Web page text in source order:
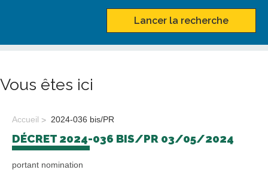
Lancer la recherche
Vous êtes ici
Accueil 2024-036 bis/PR
DÉCRET 2024-036 BIS/PR 03/05/2024
portant nomination